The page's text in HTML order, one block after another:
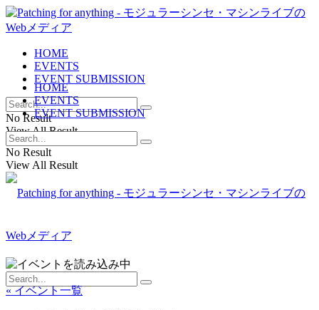
HOME
EVENTS
EVENT SUBMISSION
No Result
View All Result
HOME
EVENTS
EVENT SUBMISSION
No Result
View All Result
« イベント一覧